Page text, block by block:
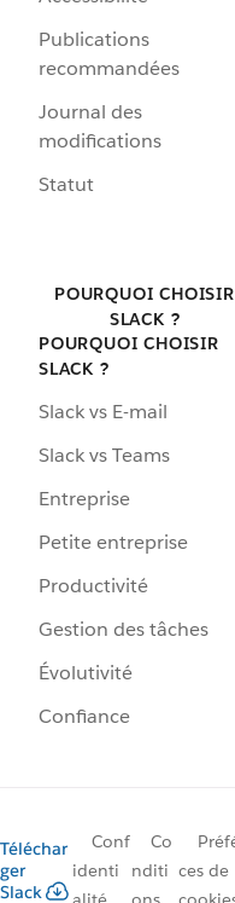
Publications
recommandées
Journal des
modifications
Statut
POURQUOI CHOISIR
SLACK ?
POURQUOI CHOISIR
SLACK ?
Slack vs E-mail
Slack vs Teams
Entreprise
Petite entreprise
Productivité
Gestion des tâches
Évolutivité
Confiance
Téléchar
ger
Slack
Conf
identi
Co
nditi ces de